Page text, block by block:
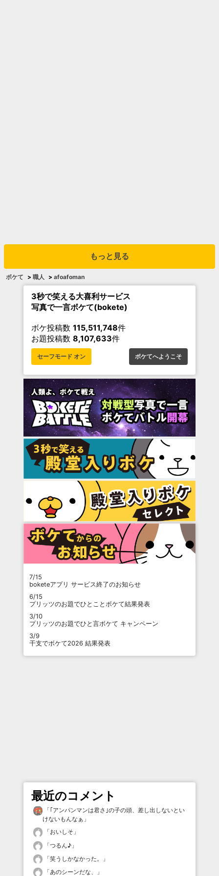
もっと見る
ボケて > 職人 > afoafoman
3秒で笑える大喜利サービス
写真で一言ボケて(bokete)
ボケ投稿数 115,511,748件
お題投稿数 8,107,633件
セーフモード オン ボケてへようこそ
7/15
boketeアプリ サービス終了のお知らせ
6/15
プリッツのお題でひとことボケて結果発表
3/10
プリッツのお題でひと言ボケて キャンペーン
3/9
干支でボケて2026 結果発表
最近のコメント
「｢アンパンマンは君さ｣の子の頭、差し出しないとい
けないもんなぁ 」
「おいしそ 」
「つるん♪ 」
「笑うしかなかった。
」
「あのシーンだな、
」